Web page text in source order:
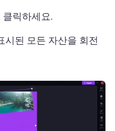
릭하세요.
시된 모든 자산을 회전